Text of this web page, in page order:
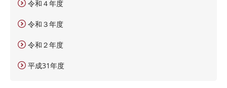
令和４年度
令和３年度
令和２年度
平成31年度